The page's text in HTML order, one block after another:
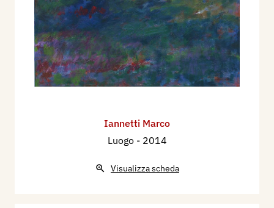
Iannetti Marco
Luogo - 2014
Visualizza scheda